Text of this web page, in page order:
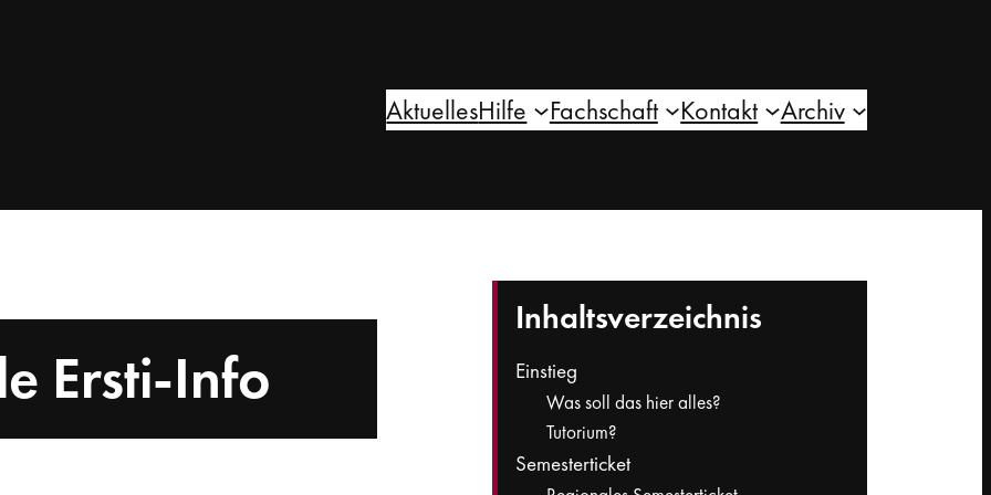
AktuellesHilfe Fachschaft Kontakt Archiv
Ersti-Info
Inhaltsverzeichnis
Einstieg
Was soll das hier alles?
Tutorium?
Semesterticket